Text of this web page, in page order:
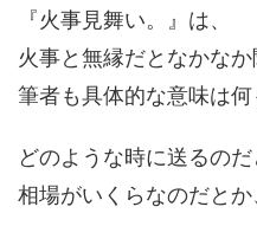
『火事見舞い。』は、
火事と無縁だとなかなか
筆者も具体的な意味は何
どのような時に送るのだ
相場がいくらなのだとか